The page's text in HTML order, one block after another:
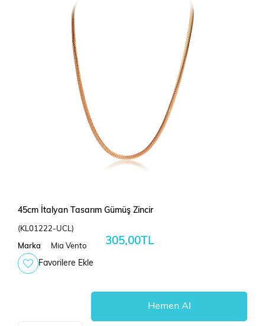
45cm İtalyan Tasarım Gümüş Zincir
(KL01222-UCL)
Marka Mia Vento 305,00TL
Favorilere Ekle